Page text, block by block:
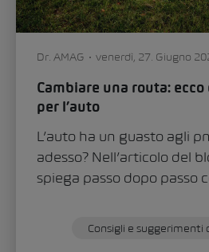
27. Giugno 2025
routa: ecco come funziona
agli pneumatici. E
del blog, il Dr. AMAG
passo come cambiare...
e suggerimenti del Dr. AMAG